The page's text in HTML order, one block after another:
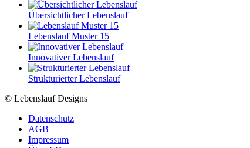
Übersichtlicher Lebenslauf
Lebenslauf Muster 15
Innovativer Lebenslauf
Strukturierter Lebenslauf
© Lebenslauf Designs
Datenschutz
AGB
Impressum